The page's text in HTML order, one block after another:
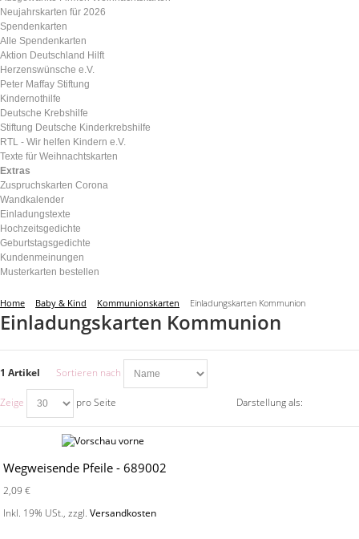
Neujahrskarten für 2026
Spendenkarten
Alle Spendenkarten
Aktion Deutschland Hilft
Herzenswünsche e.V.
Peter Maffay Stiftung
Kindernothilfe
Deutsche Krebshilfe
Stiftung Deutsche Kinderkrebshilfe
RTL - Wir helfen Kindern e.V.
Texte für Weihnachtskarten
Extras
Zuspruchskarten Corona
Wandkalender
Einladungstexte
Hochzeitsgedichte
Geburtstagsgedichte
Kundenmeinungen
Musterkarten bestellen
Home Baby & Kind Kommunionskarten Einladungskarten Kommunion
Einladungskarten Kommunion
1 Artikel Sortieren nach
Zeige pro Seite Darstellung als:
Wegweisende Pfeile - 689002
2,09 €
Inkl. 19% USt.,zzgl.Versandkosten